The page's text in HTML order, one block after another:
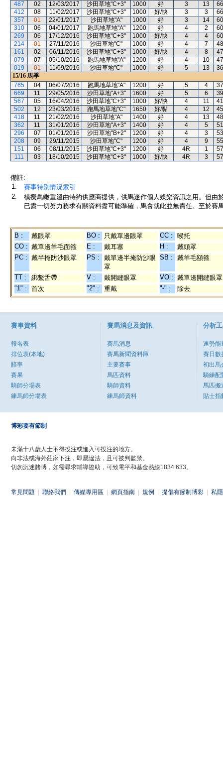
487
02 12/03/2017 沙田草地"C+3" 1000 好 3 13
66
412
08 11/02/2017 沙田草地"C+3" 1000 好/快 3 3
66
357
01 22/01/2017 沙田草地"A" 1000 好 3 14
60
310
06 04/01/2017 跑馬地草地"A" 1200 好 4 2
60
269
06 17/12/2016 沙田草地"C+3" 1000 好/快 4 4
60
214
01 27/11/2016 沙田草地"C" 1000 好 4 7
48
161
02 06/11/2016 沙田草地"C+3" 1000 好/快 4 8
47
079
07 05/10/2016 跑馬地草地"A" 1200 好 4 10
47
019
01 11/09/2016 沙田草地"C" 1000 好 5 13
36
15/16 馬季
765
04 06/07/2016 跑馬地草地"A" 1200 好 5 4
37
669
11 29/05/2016 沙田草地"A+3" 1600 好 5 6
39
567
05 16/04/2016 沙田草地"C+3" 1000 好/快 4 11
41
502
12 23/03/2016 跑馬地草地"C" 1650 好/黏 4 12
45
418
11 21/02/2016 沙田草地"A" 1400 好 4 13
48
362
11 31/01/2016 沙田草地"A+3" 1400 好 4 5
51
296
07 01/01/2016 沙田草地"B+2" 1200 好 4 3
53
208
09 29/11/2015 沙田草地"C" 1200 好 4 9
55
151
06 08/11/2015 沙田草地"C+3" 1200 好 4R 1
57
111
03 18/10/2015 沙田草地"C+3" 1000 好/快 4R 3 57
備註:
1.
賽事特別情況索引
2.
模擬鳥瞰重溫由特約供應商提供，供馬迷作個人娛樂資訊之用。但
已盡一切努力務求有關資料盡可能準確，馬會就此並無責任。至於賽
B : 戴眼罩 BO : 只戴單邊眼罩 CC :
喉托
CO : 戴單邊羊毛面箍 E : 戴耳塞 H :
戴頭罩
PC : 戴半掩防沙眼罩 PS :
戴單邊半掩防沙眼
罩
SB : 戴羊毛額箍
TT : 綁繫舌帶 V : 戴開縫眼罩 VO : 戴單邊開縫眼罩
"1" :
首次 "2" : 重戴 "-" : 除去
賽事資料
報名表
排位表(本地)
賠率
賽果
騎師分場表
練馬師分場表
賽馬消息及資訊
賽馬消息
賽馬新聞資料庫
主要賽事
馬匹資料
騎師資料
練馬師資料
分析
速勢能
賽日數
初出馬
騎練配
馬匹搬
貼士指
博彩要有節制
未滿十八歲人士不得投注或進入可投注的地方。
向非法或海外莊家下注，即屬違法，且可被判監禁。
切勿沉迷賭博，如需尋求輔導協助，可致電平和基金熱線1834 633。
常見問題 聯絡我們 傳媒專用區 網頁指南 規例 提倡有節制博彩 私